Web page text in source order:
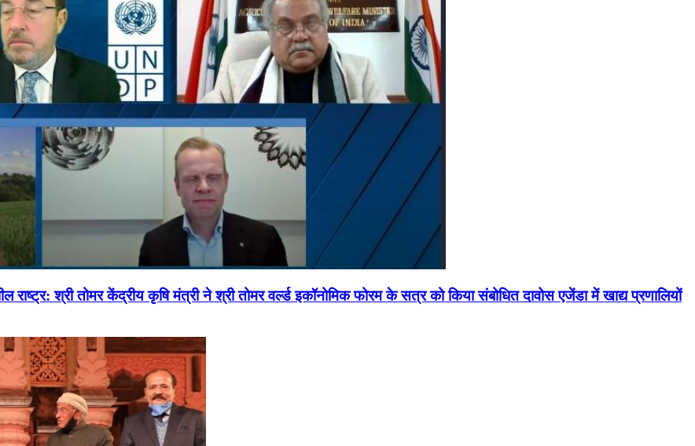
श्री तोमर केंद्रीय कृषि मंत्री ने श्री तोमर वर्ल्ड इकॉनोमिक फोरम के सत्र को किया संबोधित दावोस एजेंडा में खाद्य प्रणालियों